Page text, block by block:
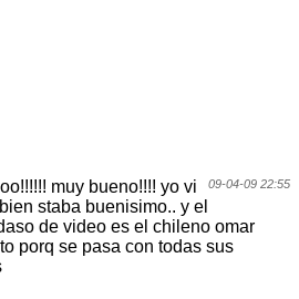
09-04-09 22:55
muy bueno!!!! yo vi
staba buenisimo.. y el
de video es el chileno omar
porq se pasa con todas sus